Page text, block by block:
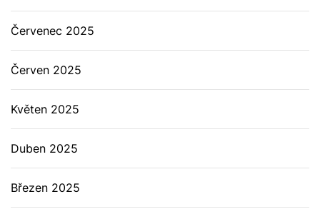
Červenec 2025
Červen 2025
Květen 2025
Duben 2025
Březen 2025